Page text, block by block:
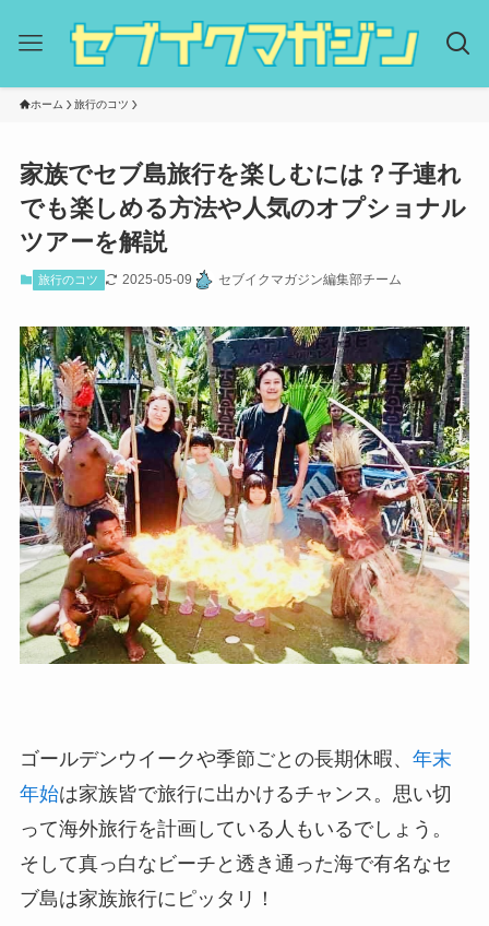
ホーム 旅行のコツ
家族でセブ島旅行を楽しむには？子連れ
でも楽しめる方法や人気のオプショナル
ツアーを解説
旅行のコツ 2025-05-09 セブイクマガジン編集部チーム
ゴールデンウイークや季節ごとの長期休暇、 年末
年始は家族皆で旅行に出かけるチャンス。思い切
って海外旅行を計画している人もいるでしょう。
そして真っ白なビーチと透き通った海で有名なセ
ブ島は家族旅行にピッタリ！